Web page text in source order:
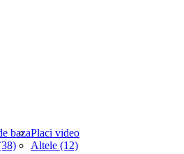
bazaPlaci video
Altele (12)